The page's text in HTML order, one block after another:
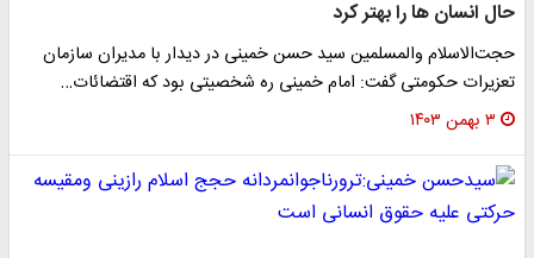
حال انسان ها را بهتر کرد
حجت‌الاسلام والمسلمین سید حسن خمینی در دیدار با مدیران سازمان
تعزیرات حکومتی گفت: امام خمینی ره شخصیتی بود که اقتضائات…
۳ بهمن ۱۴۰۳